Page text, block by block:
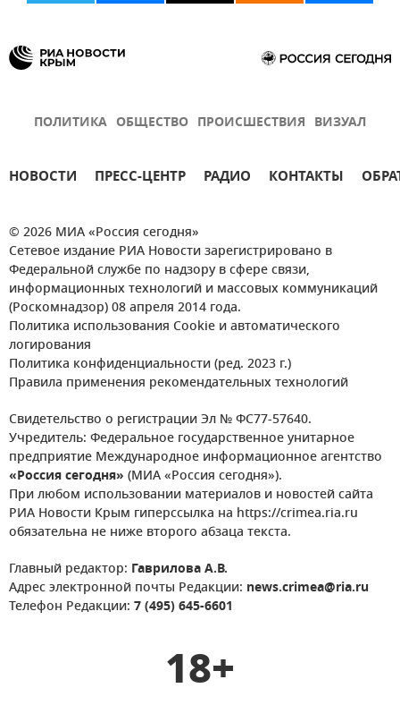
ПОЛИТИКА ОБЩЕСТВО ПРОИСШЕСТВИЯ ВИЗУАЛ
НОВОСТИ ПРЕСС-ЦЕНТР РАДИО КОНТАКТЫ
© 2026 МИА «Россия сегодня»
Сетевое издание РИА Новости зарегистрировано в
Федеральной службе по надзору в сфере связи,
информационных технологий и массовых коммуникаций
(Роскомнадзор) 08 апреля 2014 года.
Политика использования Cookie и автоматического
логирования
Политика конфиденциальности (ред. 2023 г.)
Правила применения рекомендательных технологий
Свидетельство о регистрации Эл № ФС77-57640.
Учредитель: Федеральное государственное унитарное
предприятие Международное информационное агентство
«Россия сегодня» (МИА «Россия сегодня»).
При любом использовании материалов и новостей сайта
РИА Новости Крым гиперссылка на https://crimea.ria.ru
обязательна не ниже второго абзаца текста.
Главный редактор: Гаврилова А.В.
Адрес электронной почты Редакции: news.crimea@ria.ru
Телефон Редакции: 7 (495) 645-6601
18+